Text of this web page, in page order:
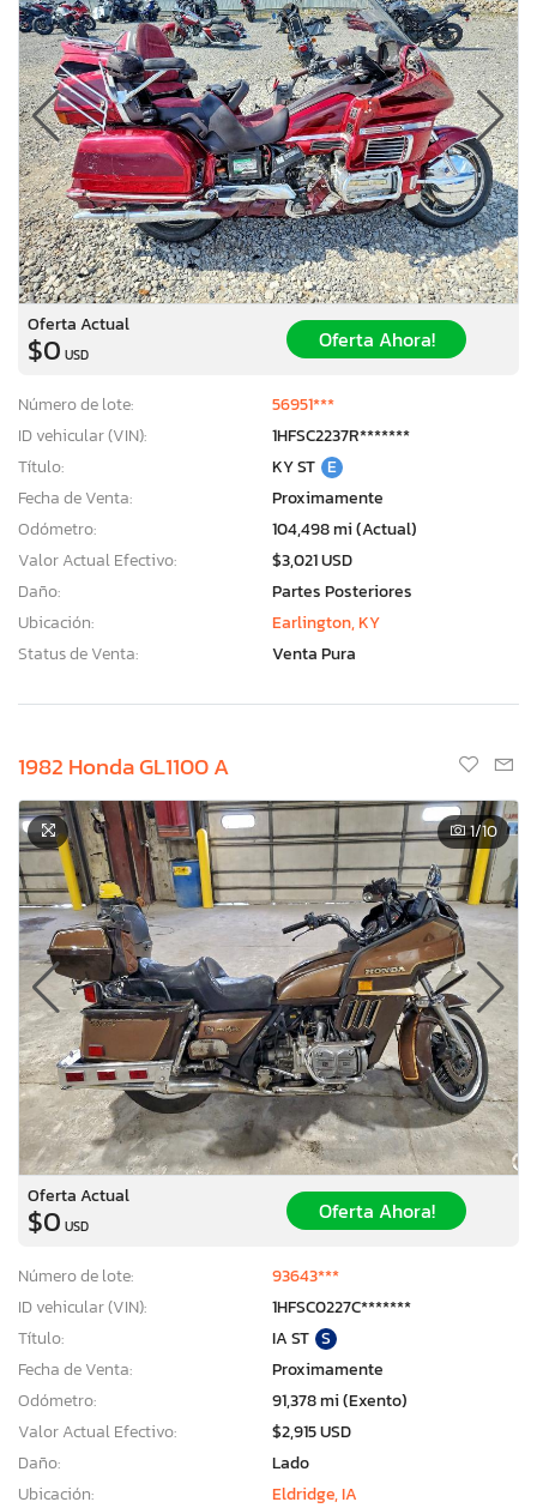
Oferta Actual
$0 USD
Oferta Ahora!
Número de lote:
56951***
ID vehicular (VIN):
1HFSC2237R*******
Título:
KY ST E
Fecha de Venta:
Proximamente
Odómetro:
104,498 mi (Actual)
Valor Actual Efectivo:
$3,021 USD
Daño:
Partes Posteriores
Ubicación:
Earlington, KY
Status de Venta:
Venta Pura
1982 Honda GL1100 A
1/10
Oferta Actual
$0 USD
Oferta Ahora!
Número de lote:
93643***
ID vehicular (VIN):
1HFSC0227C*******
Título:
IA ST S
Fecha de Venta:
Proximamente
Odómetro:
91,378 mi (Exento)
Valor Actual Efectivo:
$2,915 USD
Daño:
Lado
Ubicación:
Eldridge, IA